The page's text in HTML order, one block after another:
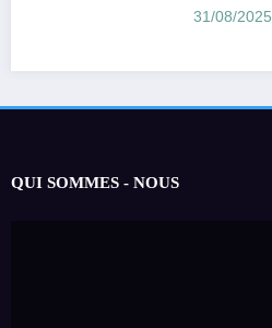
encouragé son suicide.
Rédaction
QUI SOMMES - NOUS